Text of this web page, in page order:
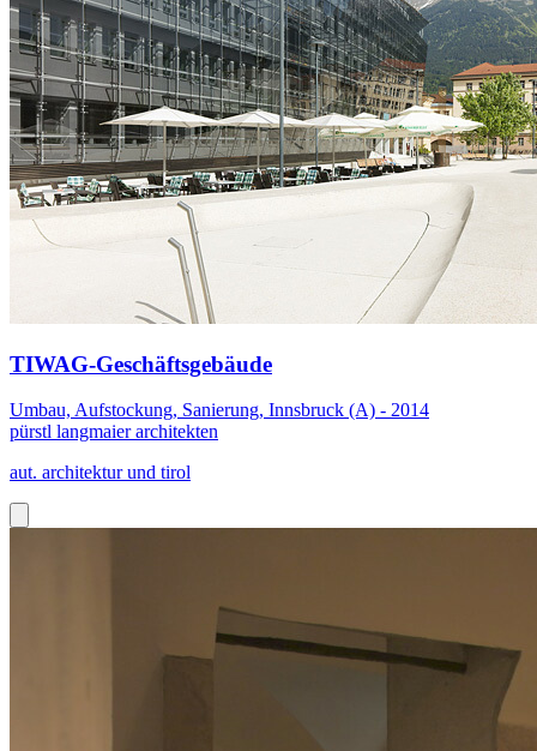
TIWAG-Geschäftsgebäude
Umbau, Aufstockung, Sanierung, Innsbruck (A) - 2014
pürstl langmaier architekten
aut. architektur und tirol